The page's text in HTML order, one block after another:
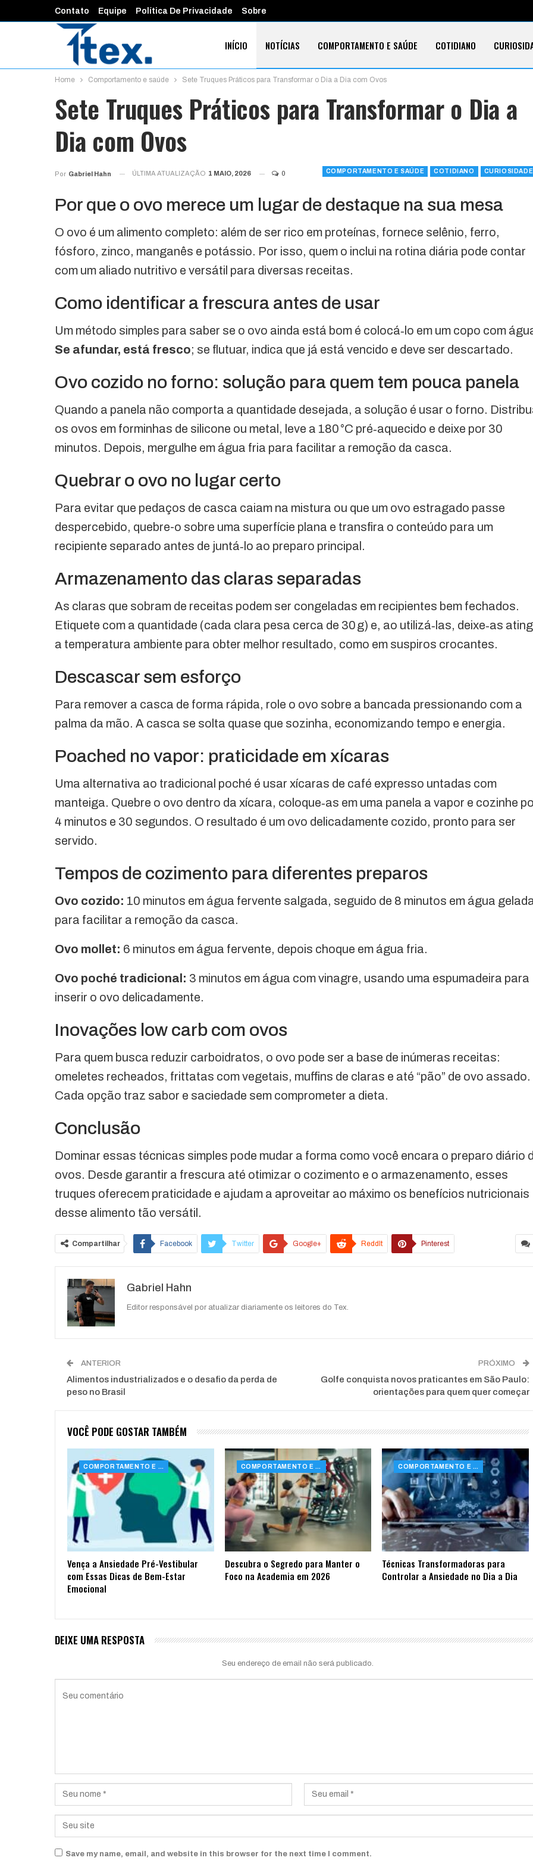
Contato Equipe Política De Privacidade Sobre
INÍCIO NOTÍCIAS COMPORTAMENTO E SAÚDE COTIDIANO
Home Comportamento e saúde Sete Truques Práticos para Transformar o Dia a Dia com Ovos
Sete Truques Práticos para Transformar o Dia a
Dia com Ovos
COMPORTAMENTO E SAÚDE COTIDIANO
Por Gabriel Hahn ÚLTIMA ATUALIZAÇÃO 1 MAIO, 2026 0
Por que o ovo merece um lugar de destaque na sua mesa
O ovo é um alimento completo: além de ser rico em proteínas, fornece selênio, ferro,
fósforo, zinco, manganês e potássio. Por isso, quem o inclui na rotina diária pode contar
com um aliado nutritivo e versátil para diversas receitas.
Como identificar a frescura antes de usar
Um método simples para saber se o ovo ainda está bom é colocá‑lo em um copo com
Se afundar, está fresco; se flutuar, indica que já está vencido e deve ser descartado.
Ovo cozido no forno: solução para quem tem pouca panela
Quando a panela não comporta a quantidade desejada, a solução é usar o forno.
os ovos em forminhas de silicone ou metal, leve a 180 °C pré‑aquecido e deixe por 30
minutos. Depois, mergulhe em água fria para facilitar a remoção da casca.
Quebrar o ovo no lugar certo
Para evitar que pedaços de casca caiam na mistura ou que um ovo estragado passe
despercebido, quebre-o sobre uma superfície plana e transfira o conteúdo para um
recipiente separado antes de juntá‑lo ao preparo principal.
Armazenamento das claras separadas
As claras que sobram de receitas podem ser congeladas em recipientes bem fechados.
Etiquete com a quantidade (cada clara pesa cerca de 30 g) e, ao utilizá‑las, deixe‑as
a temperatura ambiente para obter melhor resultado, como em suspiros crocantes.
Descascar sem esforço
Para remover a casca de forma rápida, role o ovo sobre a bancada pressionando com a
palma da mão. A casca se solta quase que sozinha, economizando tempo e energia.
Poached no vapor: praticidade em xícaras
Uma alternativa ao tradicional poché é usar xícaras de café expresso untadas com
manteiga. Quebre o ovo dentro da xícara, coloque‑as em uma panela a vapor e cozinhe
4 minutos e 30 segundos. O resultado é um ovo delicadamente cozido, pronto para ser
servido.
Tempos de cozimento para diferentes preparos
Ovo cozido: 10 minutos em água fervente salgada, seguido de 8 minutos em água
para facilitar a remoção da casca.
Ovo mollet: 6 minutos em água fervente, depois choque em água fria.
Ovo poché tradicional: 3 minutos em água com vinagre, usando uma espumadeira para
inserir o ovo delicadamente.
Inovações low carb com ovos
Para quem busca reduzir carboidratos, o ovo pode ser a base de inúmeras receitas:
omeletes recheados, frittatas com vegetais, muffins de claras e até “pão” de ovo assado.
Cada opção traz sabor e saciedade sem comprometer a dieta.
Conclusão
Dominar essas técnicas simples pode mudar a forma como você encara o preparo diário
ovos. Desde garantir a frescura até otimizar o cozimento e o armazenamento, esses
truques oferecem praticidade e ajudam a aproveitar ao máximo os benefícios nutricionais
desse alimento tão versátil.
Compartilhar Facebook Twitter Google+ ReddIt Pinterest
Gabriel Hahn
Editor responsável por atualizar diariamente os leitores do Tex.
ANTERIOR
Alimentos industrializados e o desafio da perda de
peso no Brasil
PRÓXIMO
Golfe conquista novos praticantes em São Paulo:
orientações para quem quer começar
VOCÊ PODE GOSTAR TAMBÉM
COMPORTAMENTO E SAÚDE
Vença a Ansiedade Pré-Vestibular
com Essas Dicas de Bem-Estar
Emocional
COMPORTAMENTO E SAÚDE
Descubra o Segredo para Manter o
Foco na Academia em 2026
COMPORTAMENTO E SAÚDE
Técnicas Transformadoras para
Controlar a Ansiedade no Dia a Dia
DEIXE UMA RESPOSTA
Seu endereço de email não será publicado.
Save my name, email, and website in this browser for the next time I comment.